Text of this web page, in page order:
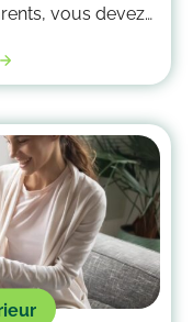
vous devez
pour les
qui peuvent
émotions de vos